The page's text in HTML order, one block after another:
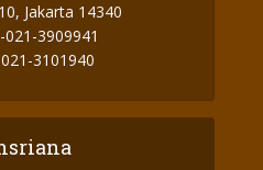
Jakarta 14340
021-3909941
3101940